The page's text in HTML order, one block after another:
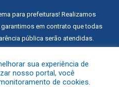
para prefeituras! Realizamos
em contrato que todas
pública serão atendidas.
Pública
sua experiência de
nosso portal, você
de cookies.